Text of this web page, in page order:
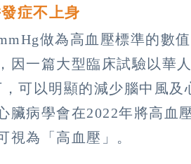
症不上身
做為高血壓標準的數
因一篇大型臨床試驗以華
可以明顯的減少腦中風
臟病學會在2022年將高血
視為「高血壓」。